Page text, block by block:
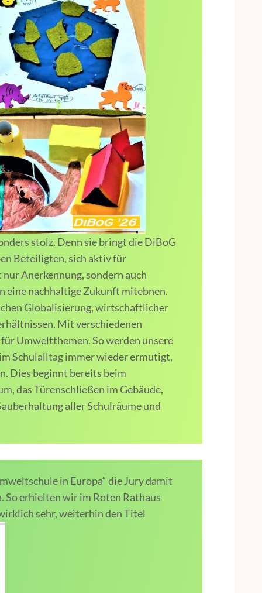
stolz. Denn sie bringt die DiBoG
Beteiligten, sich aktiv für
Anerkennung, sondern auch
eine nachhaltige Zukunft mitebnen.
Globalisierung, wirtschaftlicher
Mit verschiedenen
Umweltthemen. So werden unsere
Schulalltag immer wieder ermutigt,
Dies beginnt bereits beim
das Türenschließen im Gebäude,
aller Schulräume und
in Europa“ die Jury damit
So erhielten wir im Roten Rathaus
sehr, weiterhin den Titel